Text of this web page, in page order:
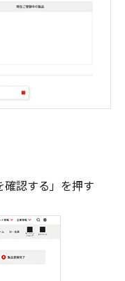
認する」を押す